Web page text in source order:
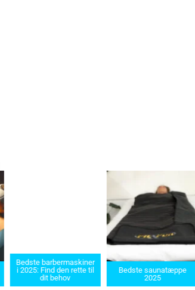
Bedste barbermaskiner
i 2025: Find den rette til
dit behov
Bedste saunatæppe
2025